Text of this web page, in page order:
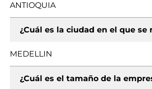
ANTIOQUIA
¿Cuál es la ciudad en el que se
MEDELLIN
¿Cuál es el tamaño de la